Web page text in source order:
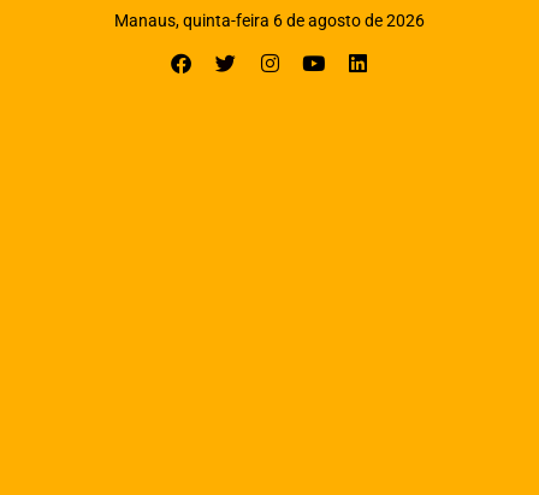
Manaus, quinta-feira 6 de agosto de 2026